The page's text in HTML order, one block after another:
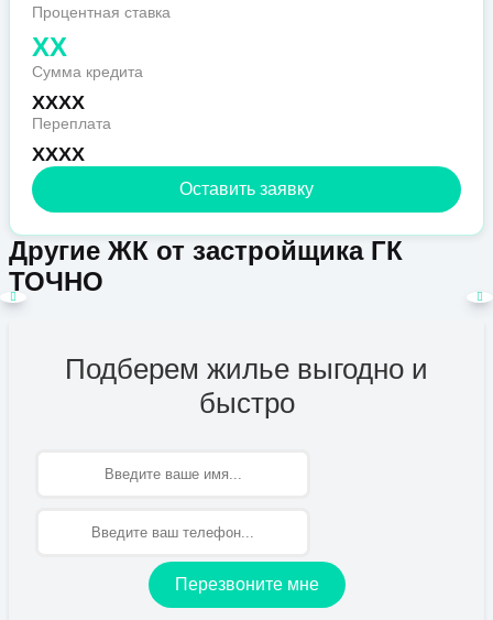
Процентная ставка
XX
Сумма кредита
XXXX
Переплата
XXXX
Оставить заявку
Другие ЖК от застройщика ГК
ТОЧНО
Подберем жилье выгодно и
быстро
Перезвоните мне